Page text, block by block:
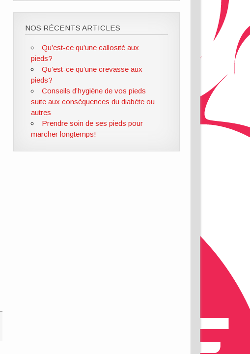
NOS RÉCENTS ARTICLES
Qu’est-ce qu’une callosité aux
pieds?
Qu’est-ce qu’une crevasse aux
pieds?
Conseils d’hygiène de vos pieds
suite aux conséquences du diabète ou
autres
Prendre soin de ses pieds pour
marcher longtemps!